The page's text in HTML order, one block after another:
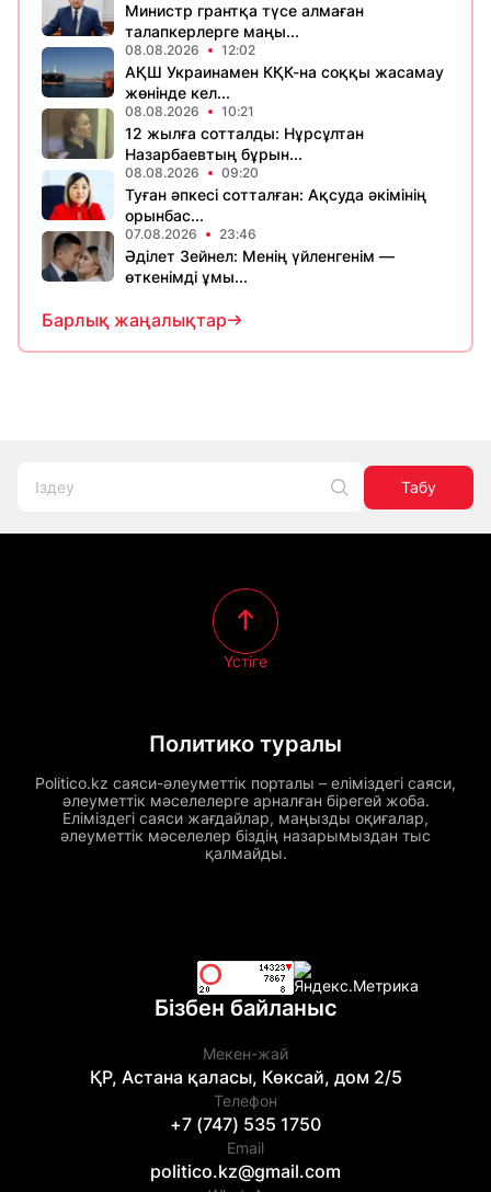
Министр грантқа түсе алмаған
талапкерлерге маңы...
08.08.2026 12:02
АҚШ Украинамен КҚК-на соққы жасамау
жөнінде кел...
08.08.2026 10:21
12 жылға сотталды: Нұрсұлтан
Назарбаевтың бұрын...
08.08.2026 09:20
Туған әпкесі сотталған: Ақсуда әкімінің
орынбас...
07.08.2026 23:46
Әділет Зейнел: Менің үйленгенім —
өткенімді ұмы...
Барлық жаңалықтар
Табу
Политико туралы
Politico.kz саяси-әлеуметтік порталы – еліміздегі саяси,
әлеуметтік мәселелерге арналған бірегей жоба.
Еліміздегі саяси жағдайлар, маңызды оқиғалар,
әлеуметтік мәселелер біздің назарымыздан тыс
қалмайды.
Үстіге
Бізбен байланыс
Мекен-жай
ҚР, Астана қаласы, Көксай, дом 2/5
Телефон
+7 (747) 535 1750
Email
politico.kz@gmail.com